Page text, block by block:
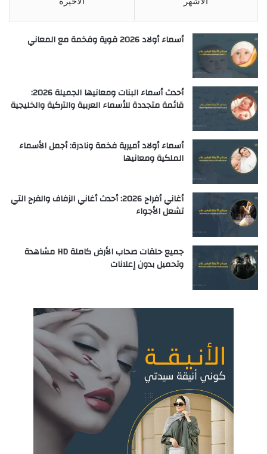
أسماء أولاد 2026 قوية وفخمة مع المعاني
أحدث أسماء البنات ومعانيها الجميلة 2026:
قائمة متجددة للأسماء العربية والتركية والخليجية
أسماء أولاد أميرية فخمة ونادرة: أجمل الأسماء
الملكية ومعانيها
أغاني أفراح 2026: أحدث أغاني الزفاف والفرح التي
تشعل الأجواء
جميع حلقات صحاب الأرض كاملة HD مشاهدة
وتحميل بدون إعلانات